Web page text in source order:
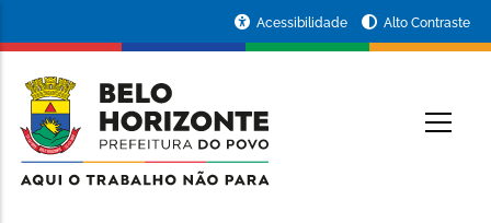
conteúdo
principal
da
Prefeitura
de
Acessibilidade Alto Contraste